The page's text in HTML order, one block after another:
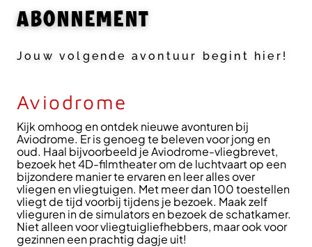
ABONNEMENT
Jouw volgende avontuur begint hier!
Aviodrome
Kijk omhoog en ontdek nieuwe avonturen bij
Aviodrome. Er is genoeg te beleven voor jong en
oud. Haal bijvoorbeeld je Aviodrome-vliegbrevet,
bezoek het 4D-filmtheater om de luchtvaart op een
bijzondere manier te ervaren en leer alles over
vliegen en vliegtuigen. Met meer dan 100 toestellen
vliegt de tijd voorbij tijdens je bezoek. Maak zelf
vlieguren in de simulators en bezoek de schatkamer.
Niet alleen voor vliegtuigliefhebbers, maar ook voor
gezinnen een prachtig dagje uit!